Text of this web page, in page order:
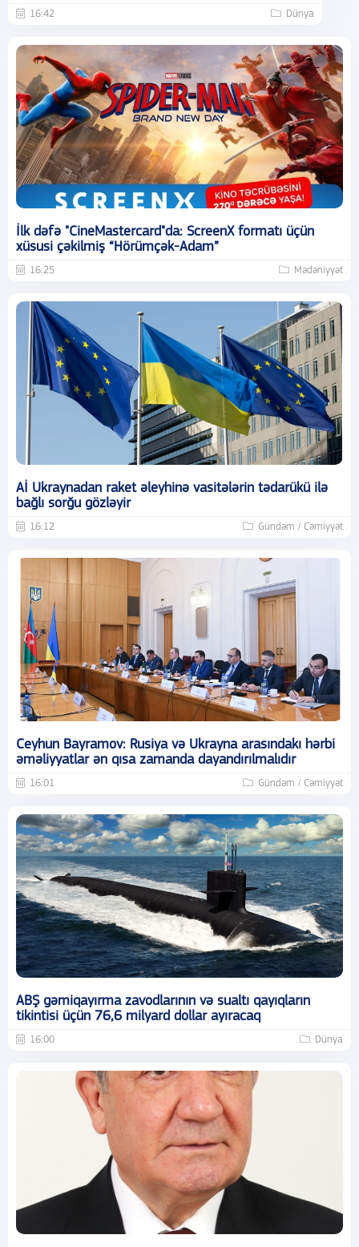
16:42 Dünya
İlk dəfə "CineMastercard"da: ScreenX formatı üçün
xüsusi çəkilmiş “Hörümçək-Adam”
16:25 Mədəniyyət
Aİ Ukraynadan raket əleyhinə vasitələrin tədarükü ilə
bağlı sorğu gözləyir
16:12 Gündəm / Cəmiyyət
Ceyhun Bayramov: Rusiya və Ukrayna arasındakı hərbi
əməliyyatlar ən qısa zamanda dayandırılmalıdır
16:01 Gündəm / Cəmiyyət
ABŞ gəmiqayırma zavodlarının və sualtı qayıqların
tikintisi üçün 76,6 milyard dollar ayıracaq
16:00 Dünya